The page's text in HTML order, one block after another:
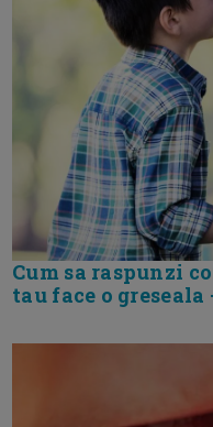
Cum sa raspunzi
tau face o